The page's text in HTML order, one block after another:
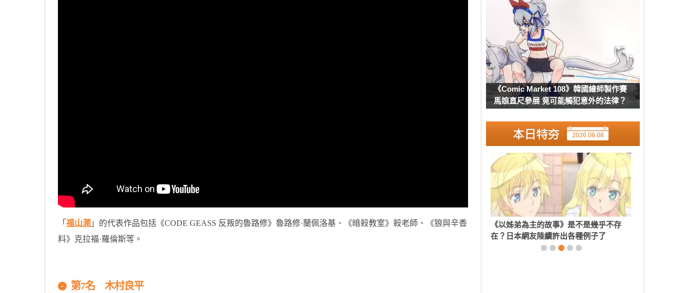
「 福山潤 」的代表作品包括《CODE GEASS 反叛的魯路修》魯路修·蘭佩洛基、《暗殺教室》殺老師、《狼與辛香
料》克拉福·羅倫斯等。
第7名 木村良平
《Comic Market 108》韓國繪師製作賽
馬娘直尺參展 竟可能觸犯意外的法律？
2026.08.08